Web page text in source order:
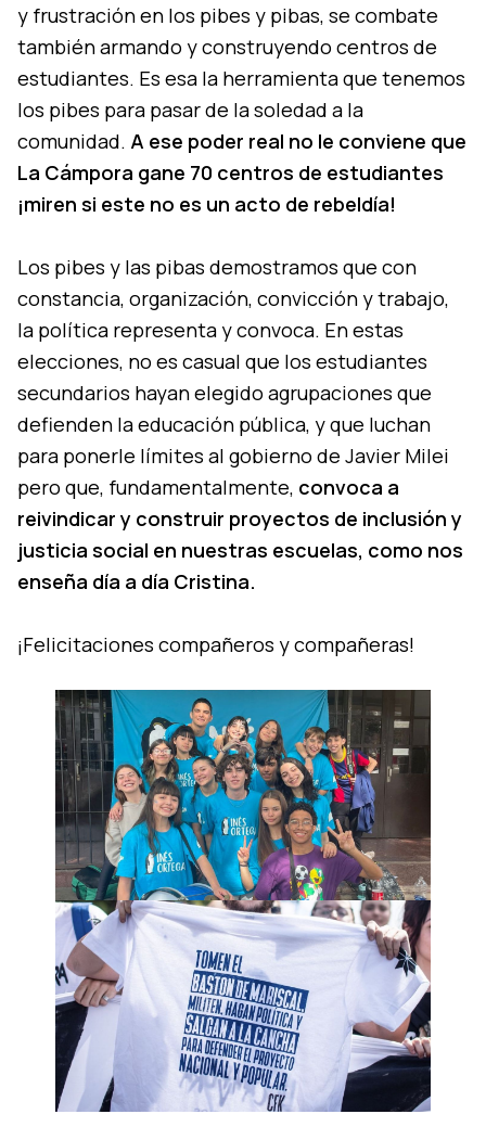
y frustración en los pibes y pibas, se combate
también armando y construyendo centros de
estudiantes. Es esa la herramienta que tenemos
los pibes para pasar de la soledad a la
comunidad. A ese poder real no le conviene que
La Cámpora gane 70 centros de estudiantes
¡miren si este no es un acto de rebeldía!
Los pibes y las pibas demostramos que con
constancia, organización, convicción y trabajo,
la política representa y convoca. En estas
elecciones, no es casual que los estudiantes
secundarios hayan elegido agrupaciones que
defienden la educación pública, y que luchan
para ponerle límites al gobierno de Javier Milei
pero que, fundamentalmente, convoca a
reivindicar y construir proyectos de inclusión y
justicia social en nuestras escuelas, como nos
enseña día a día Cristina.
¡Felicitaciones compañeros y compañeras!